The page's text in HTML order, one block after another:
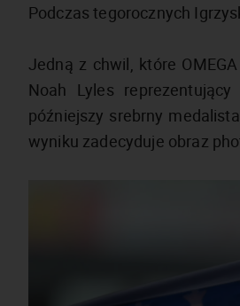
Podczas tegorocznych
Jedną z chwil, które
Noah Lyles
późniejszy srebrny
wyniku zadecyduje obraz